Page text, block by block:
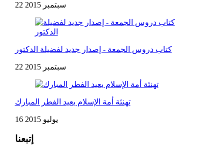
22 سبتمبر 2015
كتاب دروس الجمعة - إصدار جديد لفضيلة الدكتور
22 سبتمبر 2015
تهنئة أمة الإسلام بعيد الفطر المبارك
16 يوليو 2015
إتبعنا